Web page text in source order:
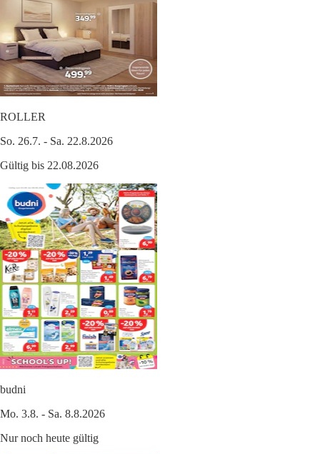
ROLLER
So. 26.7. - Sa. 22.8.2026
Gültig bis 22.08.2026
budni
Mo. 3.8. - Sa. 8.8.2026
Nur noch heute gültig